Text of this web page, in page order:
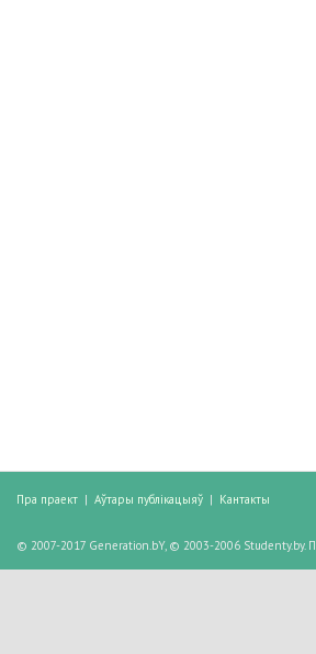
Пра праект | Аўтары публікацыяў | Кантакты
© 2007-2017 Generation.bY, © 2003-2006 Studenty.by.